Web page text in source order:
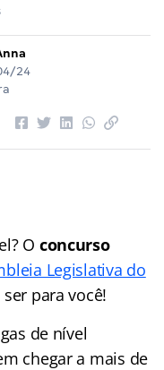
24
O concurso
Legislativa do
para você!
de nível
chegar a mais de